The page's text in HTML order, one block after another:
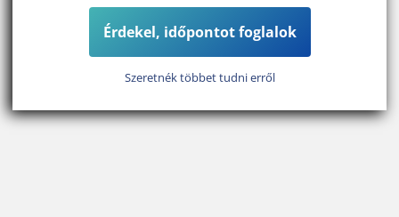
Érdekel, időpontot foglalok
Szeretnék többet tudni erről